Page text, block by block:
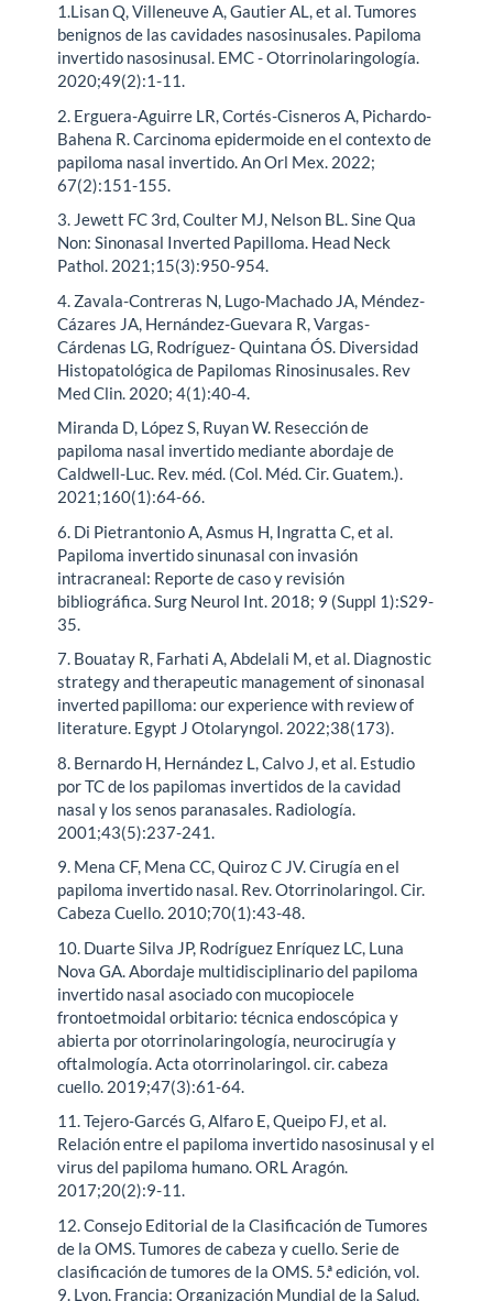
1.Lisan Q, Villeneuve A, Gautier AL, et al. Tumores
benignos de las cavidades nasosinusales. Papiloma
invertido nasosinusal. EMC - Otorrinolaringología.
2020;49(2):1-11.
2. Erguera-Aguirre LR, Cortés-Cisneros A, Pichardo-
Bahena R. Carcinoma epidermoide en el contexto de
papiloma nasal invertido. An Orl Mex. 2022;
67(2):151-155.
3. Jewett FC 3rd, Coulter MJ, Nelson BL. Sine Qua
Non: Sinonasal Inverted Papilloma. Head Neck
Pathol. 2021;15(3):950-954.
4. Zavala-Contreras N, Lugo-Machado JA, Méndez-
Cázares JA, Hernández-Guevara R, Vargas-
Cárdenas LG, Rodríguez- Quintana ÓS. Diversidad
Histopatológica de Papilomas Rinosinusales. Rev
Med Clin. 2020; 4(1):40-4.
Miranda D, López S, Ruyan W. Resección de
papiloma nasal invertido mediante abordaje de
Caldwell-Luc. Rev. méd. (Col. Méd. Cir. Guatem.).
2021;160(1):64-66.
6. Di Pietrantonio A, Asmus H, Ingratta C, et al.
Papiloma invertido sinunasal con invasión
intracraneal: Reporte de caso y revisión
bibliográfica. Surg Neurol Int. 2018; 9 (Suppl 1):S29-
35.
7. Bouatay R, Farhati A, Abdelali M, et al. Diagnostic
strategy and therapeutic management of sinonasal
inverted papilloma: our experience with review of
literature. Egypt J Otolaryngol. 2022;38(173).
8. Bernardo H, Hernández L, Calvo J, et al. Estudio
por TC de los papilomas invertidos de la cavidad
nasal y los senos paranasales. Radiología.
2001;43(5):237-241.
9. Mena CF, Mena CC, Quiroz C JV. Cirugía en el
papiloma invertido nasal. Rev. Otorrinolaringol. Cir.
Cabeza Cuello. 2010;70(1):43-48.
10. Duarte Silva JP, Rodríguez Enríquez LC, Luna
Nova GA. Abordaje multidisciplinario del papiloma
invertido nasal asociado con mucopiocele
frontoetmoidal orbitario: técnica endoscópica y
abierta por otorrinolaringología, neurocirugía y
oftalmología. Acta otorrinolaringol. cir. cabeza
cuello. 2019;47(3):61-64.
11. Tejero-Garcés G, Alfaro E, Queipo FJ, et al.
Relación entre el papiloma invertido nasosinusal y el
virus del papiloma humano. ORL Aragón.
2017;20(2):9-11.
12. Consejo Editorial de la Clasificación de Tumores
de la OMS. Tumores de cabeza y cuello. Serie de
clasificación de tumores de la OMS. 5.ª edición, vol.
9. Lyon, Francia: Organización Mundial de la Salud,